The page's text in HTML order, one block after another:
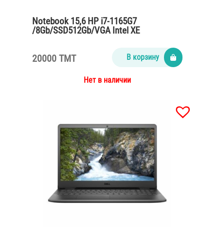
Notebook 15,6 HP i7-1165G7
/8Gb/SSD512Gb/VGA Intel XE
20000 TMT В корзину
Нет в наличии